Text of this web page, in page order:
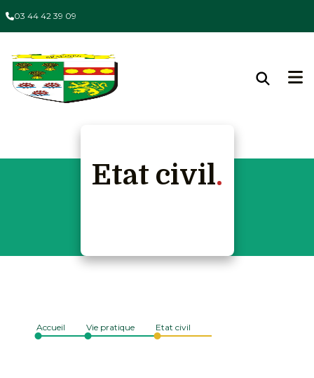
03 44 42 39 09
Etat civil
Accueil Vie pratique Etat civil